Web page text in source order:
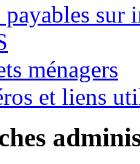
sur
ménagers
et liens